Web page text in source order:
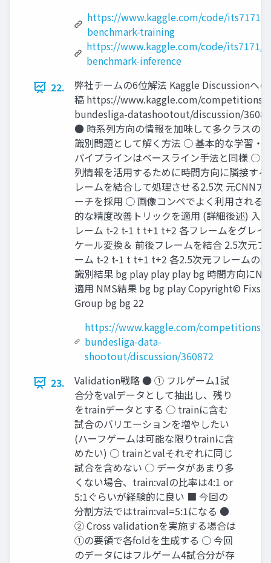
https://www.kaggle.com/code/its7171/
benchmark-training
https://www.kaggle.com/code/its7171/
benchmark-inference
22.
弊社チームの6位解法 Kaggle Discussionへ
稿 https://www.kaggle.com/competitions/
bundesliga-datashootout/discussion/
● 時系列方向の情報を加味して多クラスの
識別問題として解く方法 ○ 基本的な学習・
パイプラインはベースライン手法と同様 ○
列情報を活用するために時間方向に隣接する
レームを結合して処理させる2.5次 元CNNア
ーチを採用 ○ 画像コンペでよく利用される
的な精度改善トリックを適用 (詳細後述) 入
レーム t-2 t-1 t t+1 t+2 各フレームをグレイ
ケール変換＆ 前後フレームを結合 2.5次元フ
ーム t-2 t-1 t t+1 t+2 各2.5次元フレームの
識別結果 bg play play play bg 時間方向に
適用 NMS結果 bg bg play Copyright©
Group bg bg 22
https://www.kaggle.com/competitions/
bundesliga-data-
shootout/discussion/360872
23.
Validation戦略 ● ① フルゲーム1試
合分をvalデータとして抽出し、残り
をtrainデータとする ○ trainに含む
試合のバリエーションを増やしたい
(ハーフゲームは可能な限りtrainに含
めたい) ○ trainとvalそれぞれに同じ
試合を含めない ○ データがあまり多
くない場合、train:valの比率は4:1 or
5:1ぐらいが経験的に良い ■ 今回の
分割方法ではtrain:val=5:1になる ●
② Cross validationを実施する場合は
①の要領で各foldを生成する ○ 今回
のデータにはフルゲーム4試合分が存